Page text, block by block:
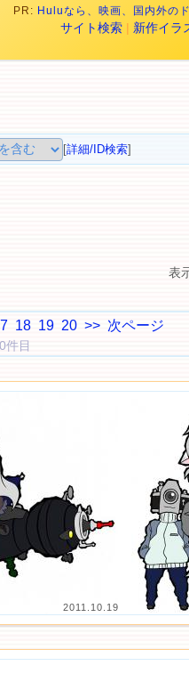
PR: Huluなら、映画、国内外の
サイト検索 | 新作イラ
[詳細/ID検索]
表
18 19 20 >> 次ページ
件目
2011.10.19